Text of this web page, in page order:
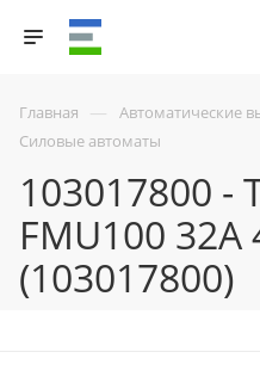
Главная — Автоматические
Силовые автоматы
103017800 -
FMU100 32A
(103017800)